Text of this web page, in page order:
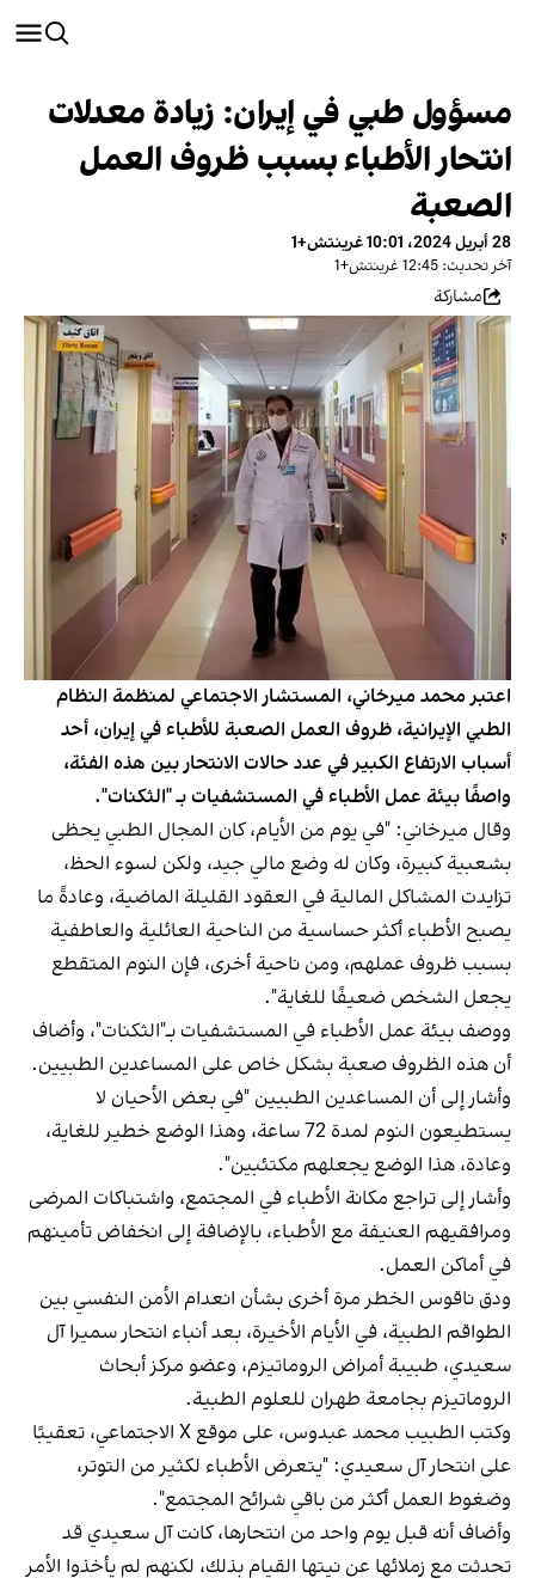
مسؤول طبي في إيران: زيادة معدلات
انتحار الأطباء بسبب ظروف العمل
الصعبة
28 أبريل 2024، 10:01 غرينتش+1
آخر تحديث: 12:45 غرينتش+1
مشاركة
اعتبر محمد ميرخاني، المستشار الاجتماعي لمنظمة النظام
الطبي الإيرانية، ظروف العمل الصعبة للأطباء في إيران، أحد
أسباب الارتفاع الكبير في عدد حالات الانتحار بين هذه الفئة،
واصفًا بيئة عمل الأطباء في المستشفيات بـ "الثكنات".
وقال ميرخاني: "في يوم من الأيام، كان المجال الطبي يحظى
بشعبية كبيرة، وكان له وضع مالي جيد، ولكن لسوء الحظ،
تزايدت المشاكل المالية في العقود القليلة الماضية، وعادةً ما
يصبح الأطباء أكثر حساسية من الناحية العائلية والعاطفية
بسبب ظروف عملهم، ومن ناحية أخرى، فإن النوم المتقطع
يجعل الشخص ضعيفًا للغاية".
ووصف بيئة عمل الأطباء في المستشفيات بـ"الثكنات"، وأضاف
أن هذه الظروف صعبة بشكل خاص على المساعدين الطبيين.
وأشار إلى أن المساعدين الطبيين "في بعض الأحيان لا
يستطيعون النوم لمدة 72 ساعة، وهذا الوضع خطير للغاية،
وعادة، هذا الوضع يجعلهم مكتئبين".
وأشار إلى تراجع مكانة الأطباء في المجتمع، واشتباكات المرضى
ومرافقيهم العنيفة مع الأطباء، بالإضافة إلى انخفاض تأمينهم
في أماكن العمل.
ودق ناقوس الخطر مرة أخرى بشأن انعدام الأمن النفسي بين
الطواقم الطبية، في الأيام الأخيرة، بعد أنباء انتحار سميرا آل
سعيدي، طبيبة أمراض الروماتيزم، وعضو مركز أبحاث
الروماتيزم بجامعة طهران للعلوم الطبية.
وكتب الطبيب محمد عبدوس، على موقع X الاجتماعي، تعقيبًا
على انتحار آل سعيدي: "يتعرض الأطباء لكثير من التوتر،
وضغوط العمل أكثر من باقي شرائح المجتمع".
وأضاف أنه قبل يوم واحد من انتحارها، كانت آل سعيدي قد
تحدثت مع زملائها عن نيتها القيام بذلك، لكنهم لم يأخذوا الأمر